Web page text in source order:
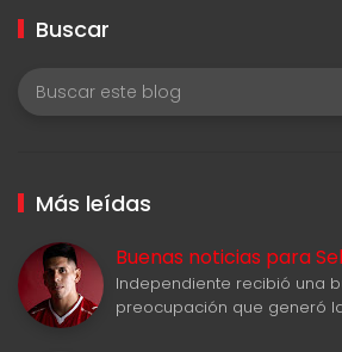
Buscar
Más leídas
Buenas noticias para
Independiente recibió una
preocupación que generó